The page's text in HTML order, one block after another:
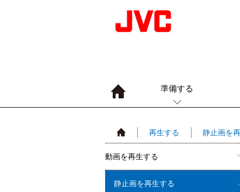
準備する
再生する 静止画を
動画を再生する
静止画を再生する